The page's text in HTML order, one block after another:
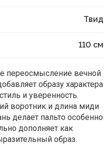
Твид
110 см
переосмысление вечной
образу характера
и уверенность.
воротник и длина миди
делает пальто особенно
дополняет как
образ.